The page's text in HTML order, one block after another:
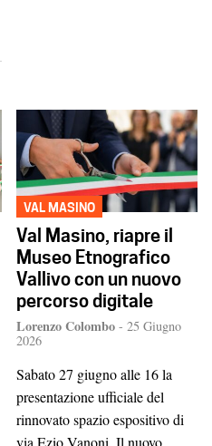
VAL MASINO
Val Masino, riapre il
Museo Etnografico
Vallivo con un nuovo
percorso digitale
Lorenzo Colombo - 25 Giugno
2026
Sabato 27 giugno alle 16 la
presentazione ufficiale del
rinnovato spazio espositivo di
via Ezio Vanoni. Il nuovo